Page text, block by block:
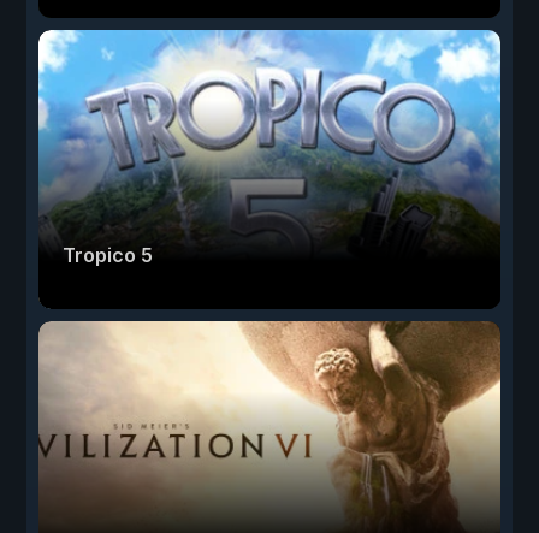
Tropico 5